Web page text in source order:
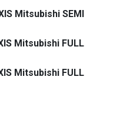
Mitsubishi SEMI
Mitsubishi FULL
Mitsubishi FULL